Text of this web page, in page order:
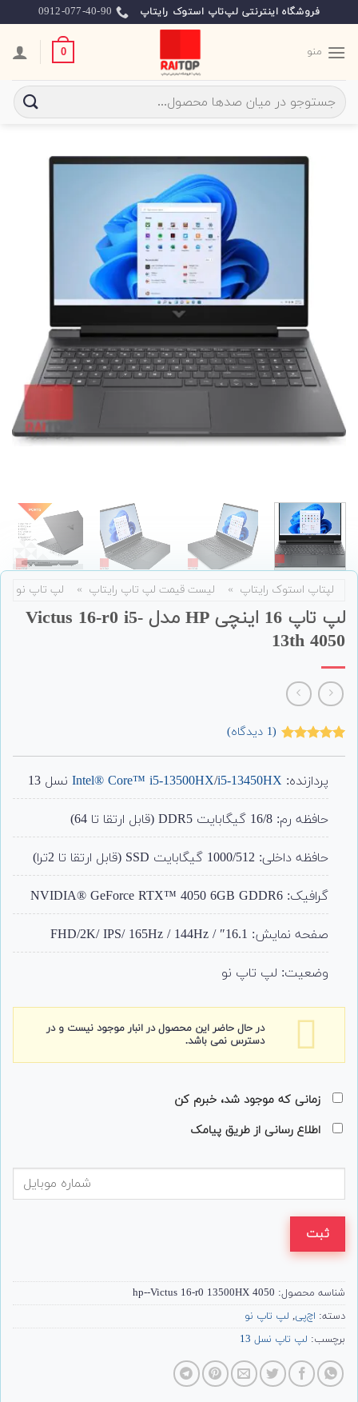
to
content
فروشگاه اینترنتی لپ‌تاپ استوک رایتاپ 0912-077-40-90
منو 0
جستجو
برای:
لپتاپ استوک رایتاپ » لیست قیمت لپ تاپ رایتاپ » لپ تاپ نو
لپ تاپ 16 اینچی HP مدل Victus 16-r0 i5-
13th 4050
مشتری
(
1 دیدگاه)
پردازنده: Intel® Core™ i5-13500HX/i5-13450HX نسل 13
حافظه رم: 16/8 گیگابایت DDR5 (قابل ارتقا تا 64)
حافظه داخلی: 1000/512 گیگابایت SSD (قابل ارتقا تا 2ترا)
گرافیک: NVIDIA® GeForce RTX™ 4050 6GB GDDR6
صفحه نمایش: 16.1″ / FHD/2K/ IPS/ 165Hz / 144Hz
وضعیت: لپ تاپ نو
در حال حاضر این محصول در انبار موجود نیست و در
دسترس نمی باشد.
زمانی که موجود شد، خبرم کن
اطلاع رسانی از طریق پیامک
ثبت
شناسه محصول: hp--Victus 16-r0 13500HX 4050
دسته: اچ‌پی, لپ تاپ نو
برچسب: لپ تاپ نسل 13